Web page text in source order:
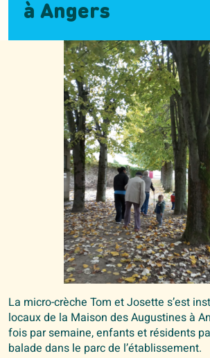
à Angers
La micro-crèche Tom et Josette s’est
locaux de la Maison des Augustines à
fois par semaine, enfants et résidents
balade dans le parc de l’établissement.